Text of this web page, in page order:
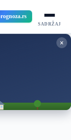
SADRŽAJ
×